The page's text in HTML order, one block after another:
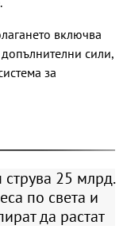
включва
сили,
за
25 млрд.
по света и
да растат